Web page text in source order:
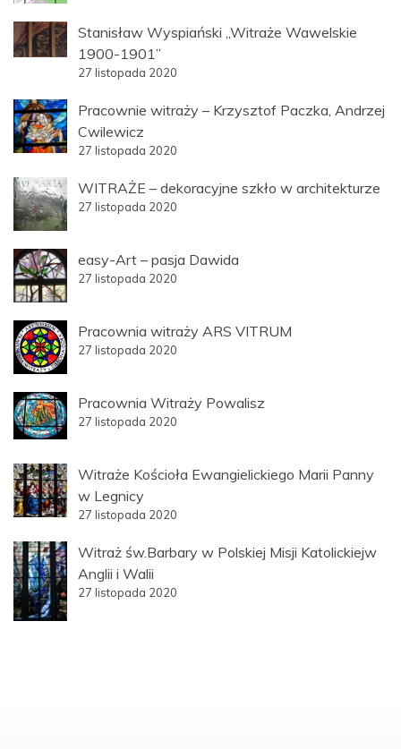
Stanisław Wyspiański „Witraże Wawelskie
1900-1901”
27 listopada 2020
Pracownie witraży – Krzysztof Paczka, Andrzej
Cwilewicz
27 listopada 2020
WITRAŻE – dekoracyjne szkło w architekturze
27 listopada 2020
easy-Art – pasja Dawida
27 listopada 2020
Pracownia witraży ARS VITRUM
27 listopada 2020
Pracownia Witraży Powalisz
27 listopada 2020
Witraże Kościoła Ewangielickiego Marii Panny
w Legnicy
27 listopada 2020
Witraż św.Barbary w Polskiej Misji Katolickiejw
Anglii i Walii
27 listopada 2020